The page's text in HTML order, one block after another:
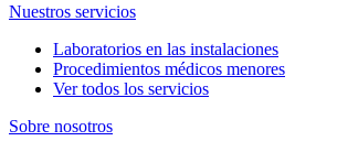
Nuestros servicios
Laboratorios en las instalaciones
Procedimientos médicos menores
Ver todos los servicios
Sobre nosotros